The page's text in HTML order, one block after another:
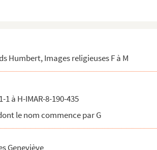
Humbert, Images religieuses F à M
1 à H-IMAR-8-190-435
le nom commence par G
Geneviève